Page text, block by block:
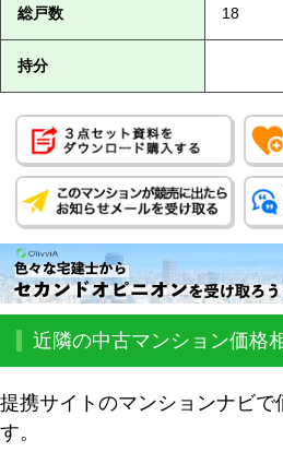
総戸数 18
持分
近隣の中古マンション価格
提携サイトのマンションナビで
す。